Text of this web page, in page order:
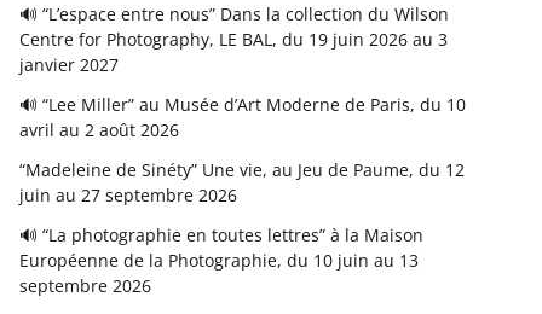
🔊 “L’espace entre nous” Dans la collection du Wilson
Centre for Photography, LE BAL, du 19 juin 2026 au 3
janvier 2027
🔊 “Lee Miller” au Musée d’Art Moderne de Paris, du 10
avril au 2 août 2026
“Madeleine de Sinéty” Une vie, au Jeu de Paume, du 12
juin au 27 septembre 2026
🔊 “La photographie en toutes lettres” à la Maison
Européenne de la Photographie, du 10 juin au 13
septembre 2026